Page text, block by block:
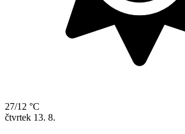
27/12 °C
čtvrtek 13. 8.